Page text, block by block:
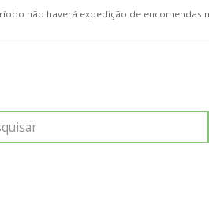
não haverá expedição de encomendas